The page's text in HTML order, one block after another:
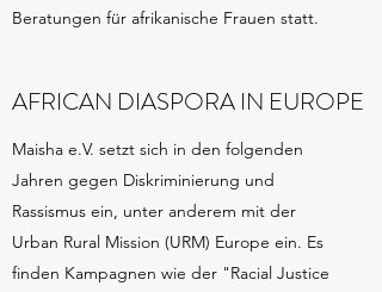
Beratungen für afrikanische Frauen statt.
AFRICAN DIASPORA IN EUROPE
Maisha e.V. setzt sich in den folgenden
Jahren gegen Diskriminierung und
Rassismus ein, unter anderem mit der
Urban Rural Mission (URM) Europe ein. Es
finden Kampagnen wie der "Racial Justice